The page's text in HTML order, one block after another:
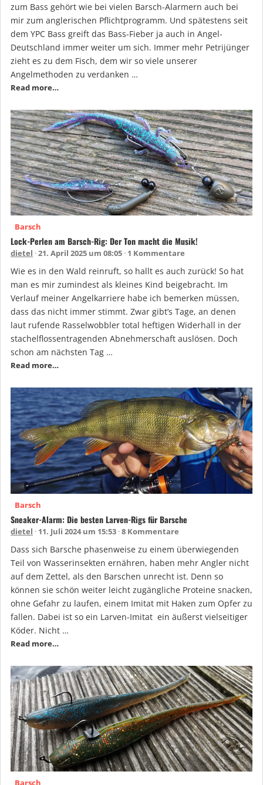
zum Bass gehört wie bei vielen Barsch-Alarmern auch bei
mir zum anglerischen Pflichtprogramm. Und spätestens seit
dem YPC Bass greift das Bass-Fieber ja auch in Angel-
Deutschland immer weiter um sich. Immer mehr Petrijünger
zieht es zu dem Fisch, dem wir so viele unserer
Angelmethoden zu verdanken …
Read more…
Barsch
Lock-Perlen am Barsch-Rig: Der Ton macht die Musik!
dietel 21. April 2025 um 08:05 1 Kommentare
Wie es in den Wald reinruft, so hallt es auch zurück! So hat
man es mir zumindest als kleines Kind beigebracht. Im
Verlauf meiner Angelkarriere habe ich bemerken müssen,
dass das nicht immer stimmt. Zwar gibt’s Tage, an denen
laut rufende Rasselwobbler total heftigen Widerhall in der
stachelflossentragenden Abnehmerschaft auslösen. Doch
schon am nächsten Tag …
Read more…
Barsch
Sneaker-Alarm: Die besten Larven-Rigs für Barsche
dietel 11. Juli 2024 um 15:53 8 Kommentare
Dass sich Barsche phasenweise zu einem überwiegenden
Teil von Wasserinsekten ernähren, haben mehr Angler nicht
auf dem Zettel, als den Barschen unrecht ist. Denn so
können sie schön weiter leicht zugängliche Proteine snacken,
ohne Gefahr zu laufen, einem Imitat mit Haken zum Opfer zu
fallen. Dabei ist so ein Larven-Imitat ein äußerst vielseitiger
Köder. Nicht …
Read more…
Barsch